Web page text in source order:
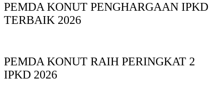
PEMDA KONUT PENGHARGAAN IPKD
TERBAIK 2026
PEMDA KONUT RAIH PERINGKAT 2
IPKD 2026